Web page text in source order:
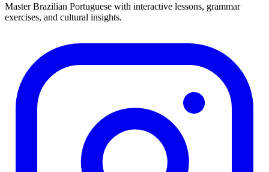
Master Brazilian Portuguese with interactive lessons, grammar
exercises, and cultural insights.